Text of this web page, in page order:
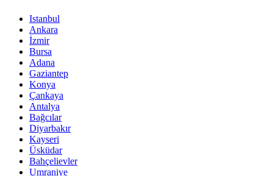
Istanbul
Ankara
İzmir
Bursa
Adana
Gaziantep
Konya
Çankaya
Antalya
Bağcılar
Diyarbakır
Kayseri
Üsküdar
Bahçelievler
Umraniye